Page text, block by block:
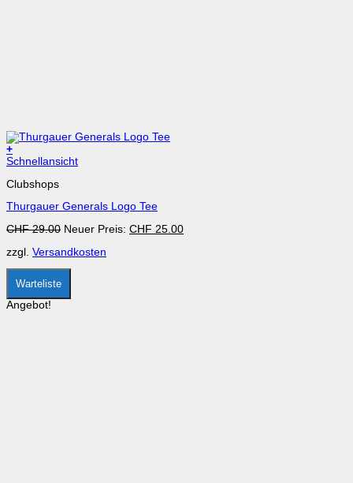
+
Dieses
weist
Varianten
Die
können
auf
der
Produktseite
gewählt
werden
Schnellansicht
Clubshops
Thurgauer Generals Logo Tee
CHF29.00 Ursprünglicher
war:
Neuer Preis: CHF 25.00Aktueller
zzgl. Versandkosten
Warteliste
Angebot!